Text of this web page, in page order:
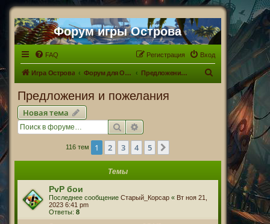
Форум игры Острова
FAQ Вход
Регистрация
Игра Острова Форум для Островитян Предложения и пожелания
Предложения и пожелания
Новая тема
Поиск
116 тем 1 2 3 4 5
Темы
PvP бои
Последнее сообщение Старый_Корсар « Вт ноя 21,
2023 6:41 pm
Ответы: 8